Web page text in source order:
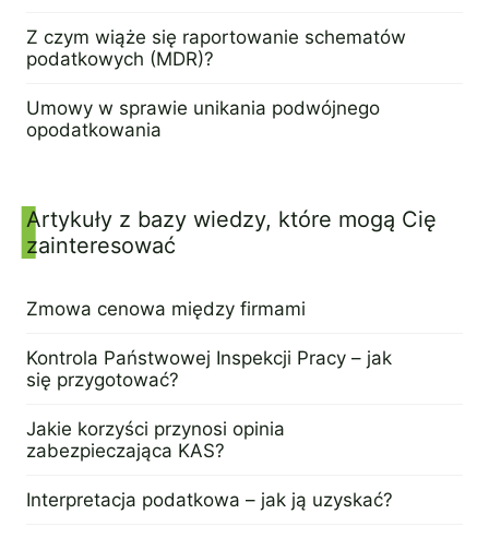
Z czym wiąże się raportowanie schematów
podatkowych (MDR)?
Umowy w sprawie unikania podwójnego
opodatkowania
Artykuły z bazy wiedzy, które mogą Cię
zainteresować
Zmowa cenowa między firmami
Kontrola Państwowej Inspekcji Pracy – jak
się przygotować?
Jakie korzyści przynosi opinia
zabezpieczająca KAS?
Interpretacja podatkowa – jak ją uzyskać?